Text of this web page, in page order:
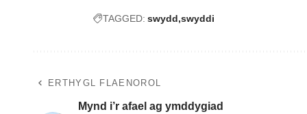
TAGGED: swydd swyddi
ERTHYGL FLAENOROL
Mynd i’r afael ag ymddygiad